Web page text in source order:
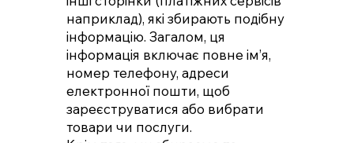
наприклад), які збирають подібну
інформацію. Загалом, ця
інформація включає повне ім’я,
номер телефону, адреси
електронної пошти, щоб
зареєструватися або вибрати
товари чи послуги.